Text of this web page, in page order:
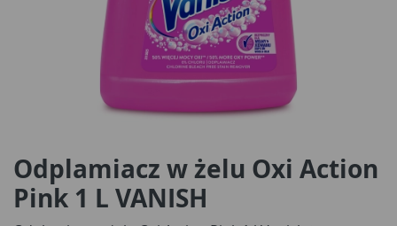
Odplamiacz w żelu Oxi Action
Pink 1 L VANISH